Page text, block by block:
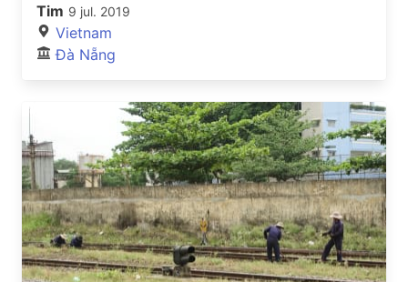
Tim 9 jul. 2019
Vietnam
Đà Nẵng